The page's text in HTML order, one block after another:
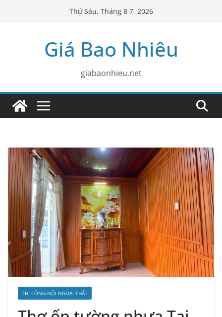
Thứ Sáu, Tháng 8 7, 2026
Giá Bao Nhiêu
giabaonhieu.net
THI CÔNG NỘI NGOẠI THẤT